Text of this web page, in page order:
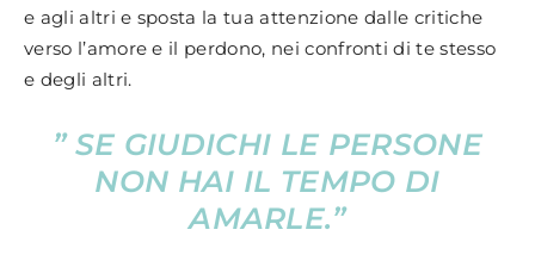
e agli altri e sposta la tua attenzione dalle critiche
verso l’amore e il perdono, nei confronti di te stesso
e degli altri.
” SE GIUDICHI LE PERSONE
NON HAI IL TEMPO DI
AMARLE.”